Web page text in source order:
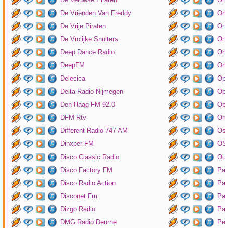
De Vrienden Van Freddy
De Vrije Piraten
De Vrolijke Snuiters
Deep Dance Radio
DeepFM
Delecica
Delta Radio Nijmegen
Den Haag FM 92.0
DFM Rtv
Different Radio 747 AM
Dinxper FM
Disco Classic Radio
Disco Factory FM
Disco Radio Action
Disconet Fm
Dizgo Radio
DMG Radio Deurne